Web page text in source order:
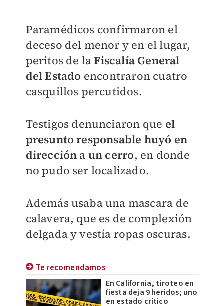
Paramédicos confirmaron el
deceso del menor y en el lugar,
peritos de laFiscalía General
del Estado encontraron cuatro
casquillos percutidos.
Testigos denunciaron que el
presunto responsable huyó en
dirección a un cerro, en donde
no pudo ser localizado.
Además usaba una mascara de
calavera, que es de complexión
delgada y vestía ropas oscuras.
Te recomendamos
En California, tiroteo en
fiesta deja 9 heridos; uno
en estado crítico